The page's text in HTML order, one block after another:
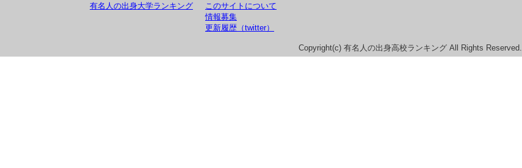
有名人の出身大学ランキング
このサイトについて
情報募集
更新履歴（twitter）
Copyright(c) 有名人の出身高校ランキング All Rights Reserved.